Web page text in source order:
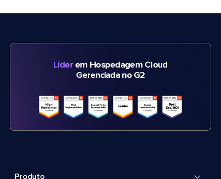
Líderem Hospedagem Cloud
Gerenciada no G2
Produto